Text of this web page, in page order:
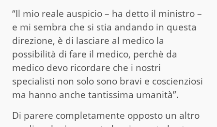
“Il mio reale auspicio – ha detto il ministro –
e mi sembra che si stia andando in questa
direzione, è di lasciare al medico la
possibilità di fare il medico, perchè da
medico devo ricordare che i nostri
specialisti non solo sono bravi e coscienziosi
ma hanno anche tantissima umanità”.
Di parere completamente opposto un altro